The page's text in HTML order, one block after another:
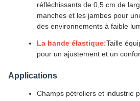
réfléchissants de 0,5 cm de
manches et les jambes pour
des environnements à faible
La bande élastique:Taille
pour un ajustement et un
Applications
Champs pétroliers et industrie